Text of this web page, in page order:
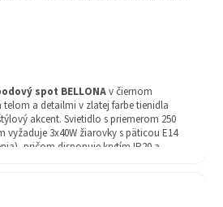
spot BELLONAv čiernom
telom a detailmi v zlatej farbe tienidla
akcent. Svietidlo s priemerom 250
vyžaduje 3x40W žiarovky s päticou E14
pričom disponuje krytím IP20 a